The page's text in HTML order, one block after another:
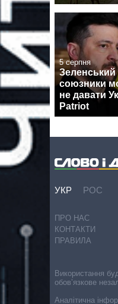
5 серпня
союзники
не давати
Patriot
УКР РОС
ПРО НАС
КОНТАКТИ
ПРАВИЛА
Використання
обов’язкове
Аналітична